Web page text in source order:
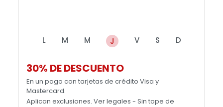
L M M J V S D
30% DE DESCUENTO
En un pago con tarjetas de crédito Visa y
Mastercard.
Aplican exclusiones. Ver legales - Sin tope de